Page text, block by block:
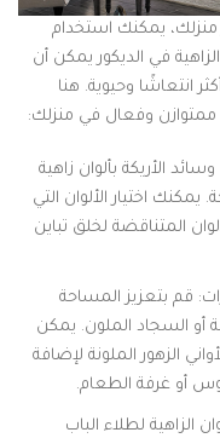
منزلك، يمكنك استخدام
في الديكور يمكن أن
انتعاشًا وحيوية. هنا
ممتوازن وفعال في منزلك:
الأريكة بألوان زاهية
يمكنك اختيار الألوان التي
المتناقضة لخلق تباين
قم بتعزيز المساحة
أو السجاد الملون. يمكن
الزهور الملونة لإضافة
أو غرفة الطعام.
الزاهية لطلاء الباب